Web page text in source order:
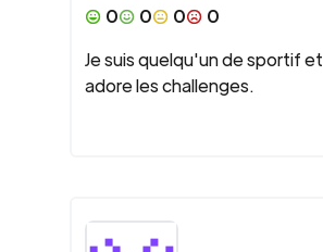
0
0 0
0
Je suis quelqu'un de sportif et
adore les challenges.